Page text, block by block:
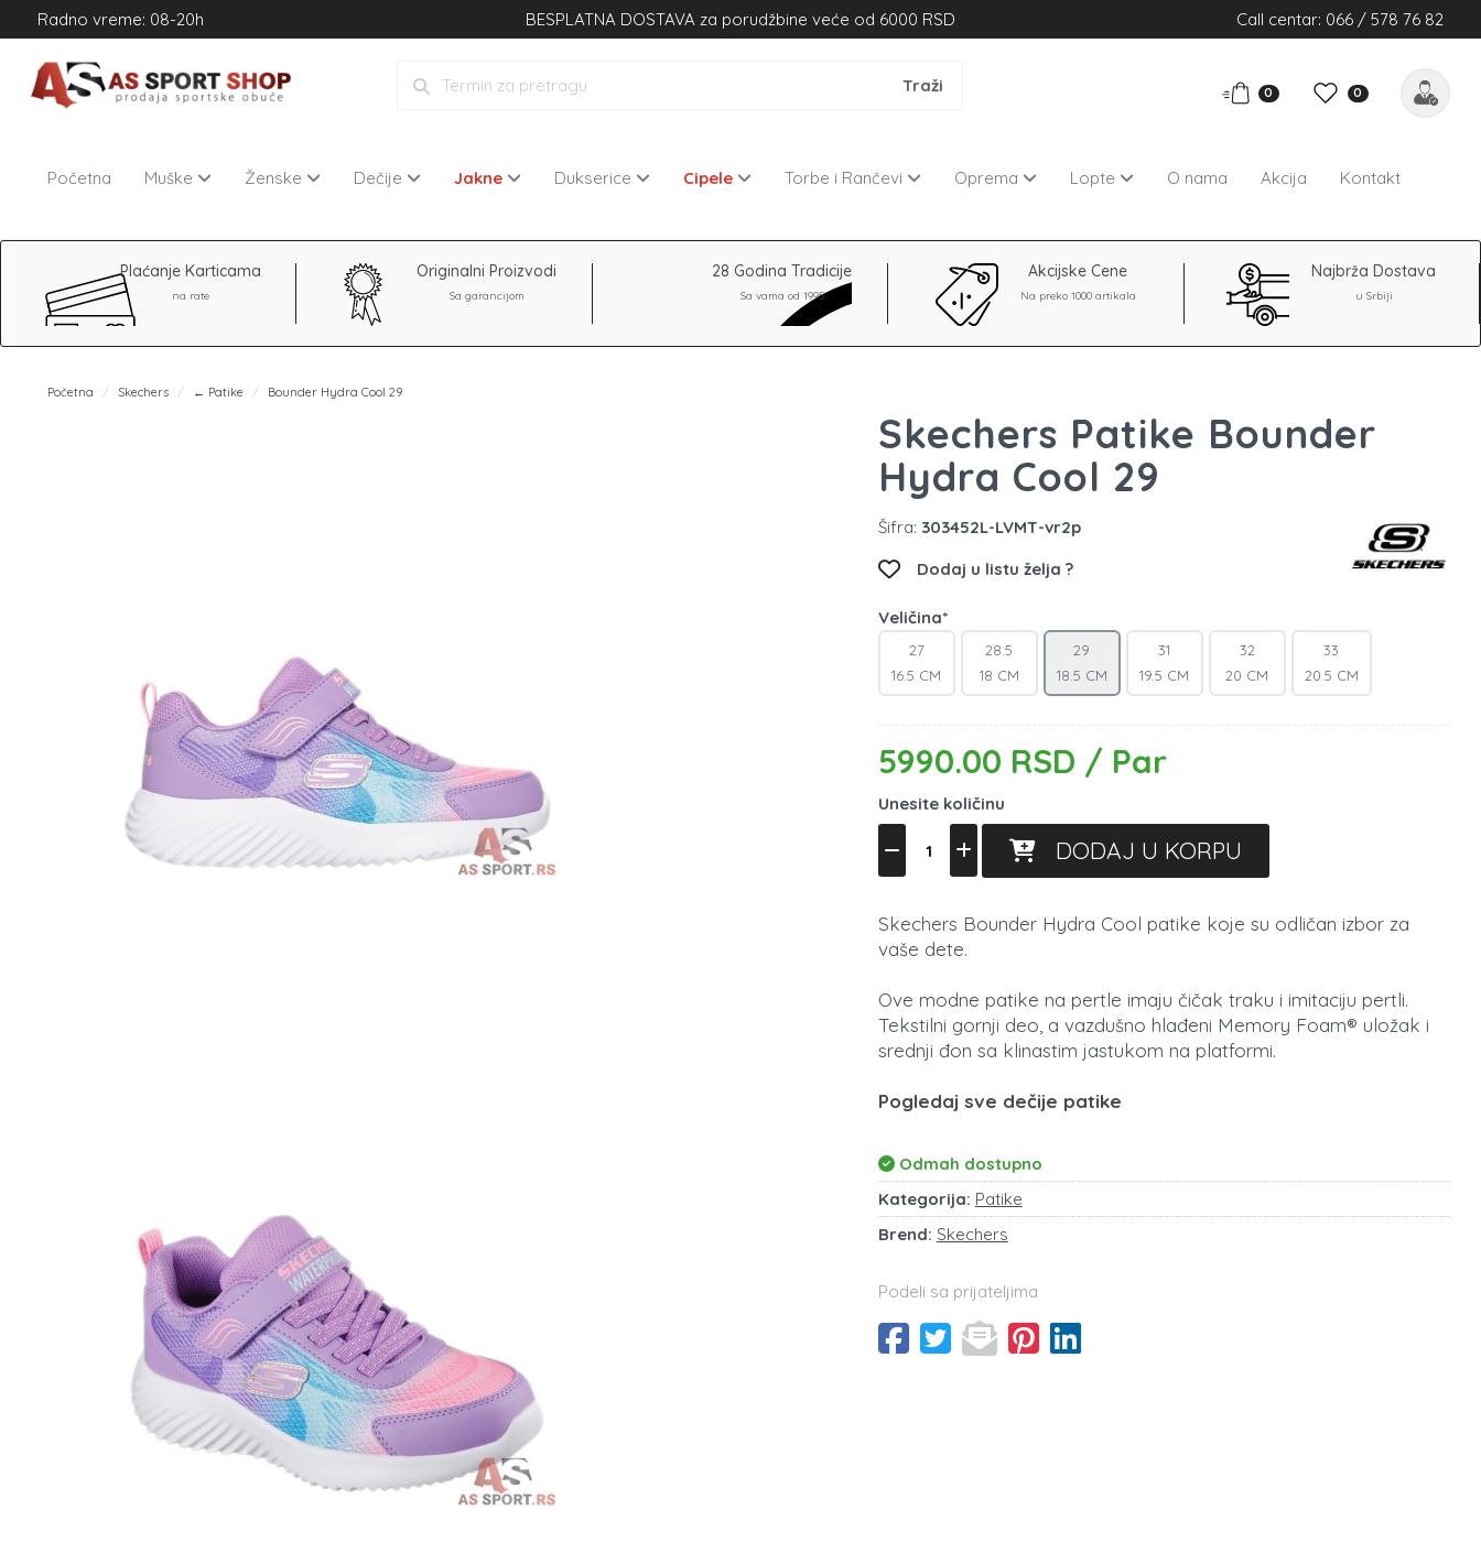
Radno vreme: 08-20h BESPLATNA DOSTAVA za porudžbine veće od 6000 RSD Call centar: 066 / 578 76 82
0 0
Početna Muške Ženske Dečije Jakne Dukserice Cipele Torbe i Rančevi Oprema Lopte O nama Akcija Kontakt
Plaćanje Karticama
na rate
Originalni Proizvodi
Sa garancijom
28 Godina Tradicije
Sa vama od 1995
Akcijske Cene
Na preko 1000 artikala
Najbrža Dostava
u Srbiji
Početna Skechers ← Patike Bounder Hydra Cool 29
Skechers Patike Bounder
Hydra Cool 29
Šifra: 303452L-LVMT-vr2p
Dodaj u listu želja ?
Veličina*
27
16.5 CM
28.5
18 CM
29
18.5 CM
31
19.5 CM
32
20 CM
33
20.5 CM
5990.00 RSD / Par
Unesite količinu
DODAJ U KORPU
Skechers Bounder Hydra Cool patike koje su odličan izbor za
vaše dete.
Ove modne patike na pertle imaju čičak traku i imitaciju pertli.
Tekstilni gornji deo, a vazdušno hlađeni Memory Foam® uložak i
srednji đon sa klinastim jastukom na platformi.
Pogledaj sve dečije patike
Odmah dostupno
Kategorija: Patike
Brend: Skechers
Podeli sa prijateljima